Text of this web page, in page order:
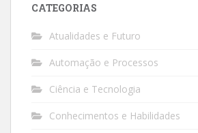
CATEGORIAS
Atualidades e Futuro
Automação e Processos
Ciência e Tecnologia
Conhecimentos e Habilidades